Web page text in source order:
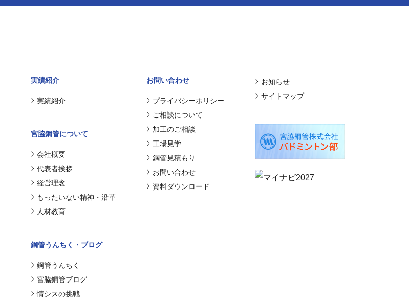
実績紹介
実績紹介
宮脇鋼管について
会社概要
代表者挨拶
経営理念
もったいない精神・沿革
人材教育
鋼管うんちく・ブログ
鋼管うんちく
宮脇鋼管ブログ
情シスの挑戦
お問い合わせ
プライバシーポリシー
ご相談について
加工のご相談
工場見学
鋼管見積もり
お問い合わせ
資料ダウンロード
お知らせ
サイトマップ